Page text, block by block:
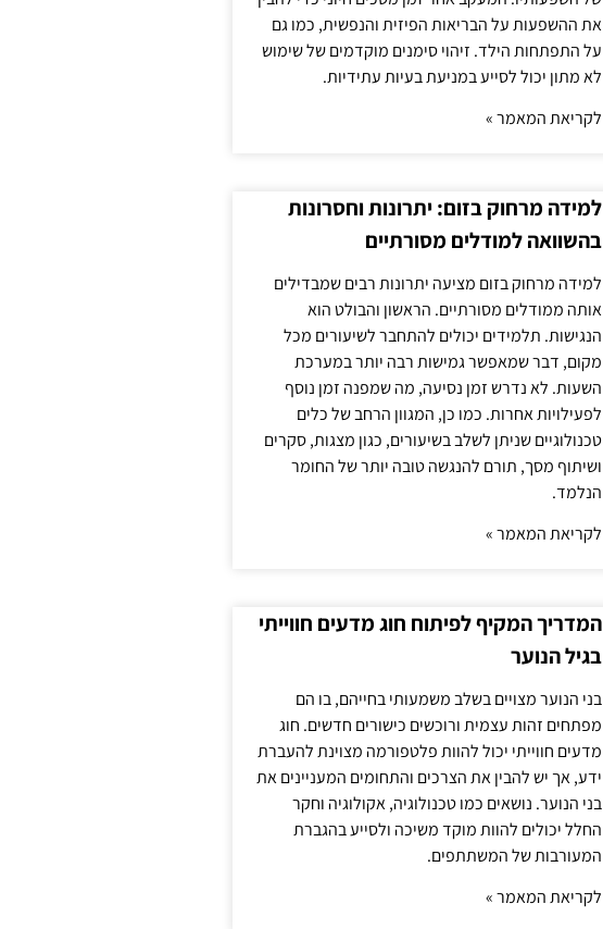
את ההשפעות על הבריאות הפיזית והנפשית, כמו גם
על התפתחות הילד. זיהוי סימנים מוקדמים של שימוש
לא מתון יכול לסייע במניעת בעיות עתידיות.
לקריאת המאמר »
למידה מרחוק בזום: יתרונות וחסרונות
בהשוואה למודלים מסורתיים
למידה מרחוק בזום מציעה יתרונות רבים שמבדילים
אותה ממודלים מסורתיים. הראשון והבולט הוא
הנגישות. תלמידים יכולים להתחבר לשיעורים מכל
מקום, דבר שמאפשר גמישות רבה יותר במערכת
השעות. לא נדרש זמן נסיעה, מה שמפנה זמן נוסף
לפעילויות אחרות. כמו כן, המגוון הרחב של כלים
טכנולוגיים שניתן לשלב בשיעורים, כגון מצגות, סקרים
ושיתוף מסך, תורם להנגשה טובה יותר של החומר
הנלמד.
לקריאת המאמר »
המדריך המקיף לפיתוח חוג מדעים חווייתי
בגיל הנוער
בני הנוער מצויים בשלב משמעותי בחייהם, בו הם
מפתחים זהות עצמית ורוכשים כישורים חדשים. חוג
מדעים חווייתי יכול להוות פלטפורמה מצוינת להעברת
ידע, אך יש להבין את הצרכים והתחומים המעניינים את
בני הנוער. נושאים כמו טכנולוגיה, אקולוגיה וחקר
החלל יכולים להוות מוקד משיכה ולסייע בהגברת
המעורבות של המשתתפים.
לקריאת המאמר »